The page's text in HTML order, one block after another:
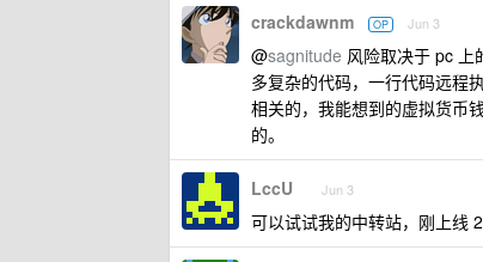
crackdawnm OP Jun 3
@sagnitude 风险取决于 pc 上
多复杂的代码，一行代码远程
相关的，我能想到的虚拟货币
的。
LccU Jun 3
可以试试我的中转站，刚上线